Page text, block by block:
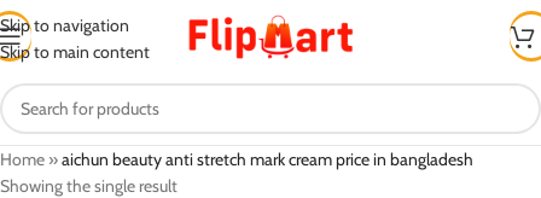
Skip to navigation
Skip to main content
Home »aichun beauty anti stretch mark cream price in bangladesh
Showing the single result